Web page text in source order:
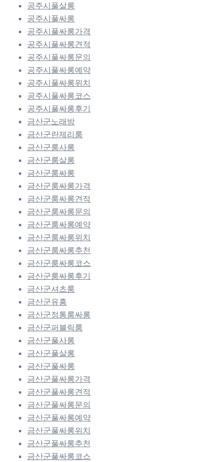
공주시풀살롱
공주시풀싸롱
공주시풀싸롱가격
공주시풀싸롱견적
공주시풀싸롱문의
공주시풀싸롱예약
공주시풀싸롱위치
공주시풀싸롱코스
공주시풀싸롱후기
금산군노래방
금산군란제리룸
금산군룸사롱
금산군룸살롱
금산군룸싸롱
금산군룸싸롱가격
금산군룸싸롱견적
금산군룸싸롱문의
금산군룸싸롱예약
금산군룸싸롱위치
금산군룸싸롱추천
금산군룸싸롱코스
금산군룸싸롱후기
금산군셔츠룸
금산군유흥
금산군정통룸싸롱
금산군퍼블릭룸
금산군풀사롱
금산군풀살롱
금산군풀싸롱
금산군풀싸롱가격
금산군풀싸롱견적
금산군풀싸롱문의
금산군풀싸롱예약
금산군풀싸롱위치
금산군풀싸롱추천
금산군풀싸롱코스